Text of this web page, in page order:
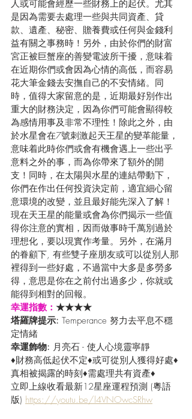
人或可能會經歷一些財務上的起伏。尤其
是因為需要去處理一些與共同資產、貸
款、遺產、秘密、贍養費或任何與金錢利
益有關之事務時！另外，由於你們的財富
宮正被巨蟹座的善變電波所干擾，意味着
在近期你們或會因為心情的高低，而容易
花大筆金錢去安撫自己的不安情緒。同
時，值得大家留意的是，近期最好別作出
重大的財務決定，因為你們可能會顯得較
為感情用事及非常不理性！除此之外，由
於水星會在7號刺激起天王星的變革能量，
意味着此時你們或會有機會遇上一些出乎
意料之外的事，而為你帶來了額外的開
支！同時，在太陽與水星的連結帶動下，
你們在作出任何投資決定前，適宜細心留
意環境的改變，並且最好能先深入了解！
現在天王星的能量或會為你們揭示一些值
得你注意的實相，因而做事時千萬別過於
理想化，要以現實作考量。另外，在滿月
的眷顧下, 有些雙子座朋友或可以從別人那
裡得到一些好處，不過當中大多是多勞多
得，意思是你在之前付出過多少，你就或
能得到相對的回報。
幸運指數： ★★★★
塔羅牌提示: Temperance 努力去平息不穩
定情緒
幸運飾物: 月亮石 - 使人心境靈寧靜
♦財務高低起伏不定♦或可從別人獲得好處♦
真相被揭露的時刻♦需處理共有資產♦
立即上線收看最新12星座運程預測 (粵語
版) https://youtu.be/l4VNOwcSRhw